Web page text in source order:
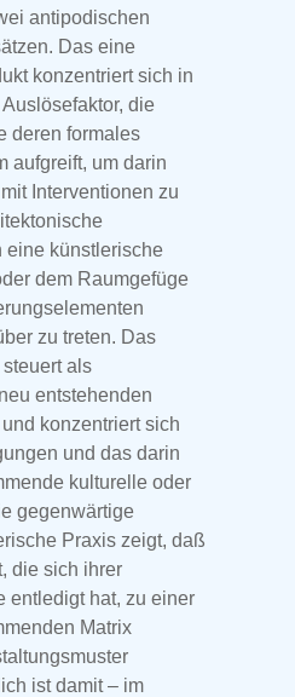
antipodischen
Das eine
konzentriert sich in
die
deren formales
aufgreift, um darin
Interventionen zu
eine künstlerische
dem Raumgefüge
zu treten. Das
als
entstehenden
konzentriert sich
und das darin
kulturelle oder
gegenwärtige
Praxis zeigt, daß
die sich ihrer
entledigt hat, zu einer
Matrix
ist damit – im